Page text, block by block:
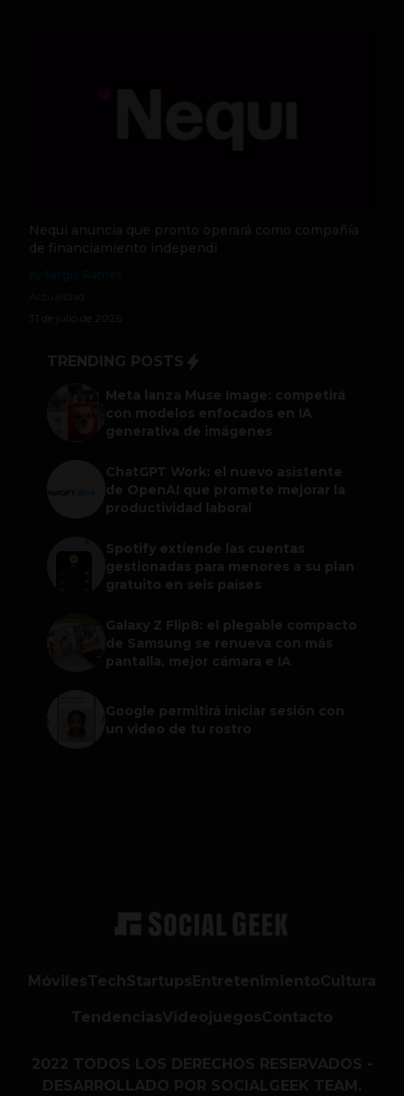
Nequi anuncia que pronto operará como compañía
de financiamiento independi
31 de julio de 2026
TRENDING POSTS
Meta lanza Muse Image: competirá
con modelos enfocados en IA
generativa de imágenes
ChatGPT Work: el nuevo asistente
de OpenAI que promete mejorar la
productividad laboral
Spotify extiende las cuentas
gestionadas para menores a su plan
gratuito en seis países
Galaxy Z Flip8: el plegable compacto
de Samsung se renueva con más
pantalla, mejor cámara e IA
Google permitirá iniciar sesión con
un video de tu rostro